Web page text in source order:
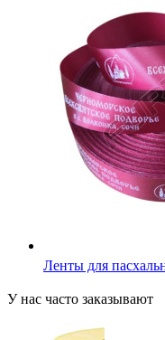
Ленты для
У нас часто заказывают